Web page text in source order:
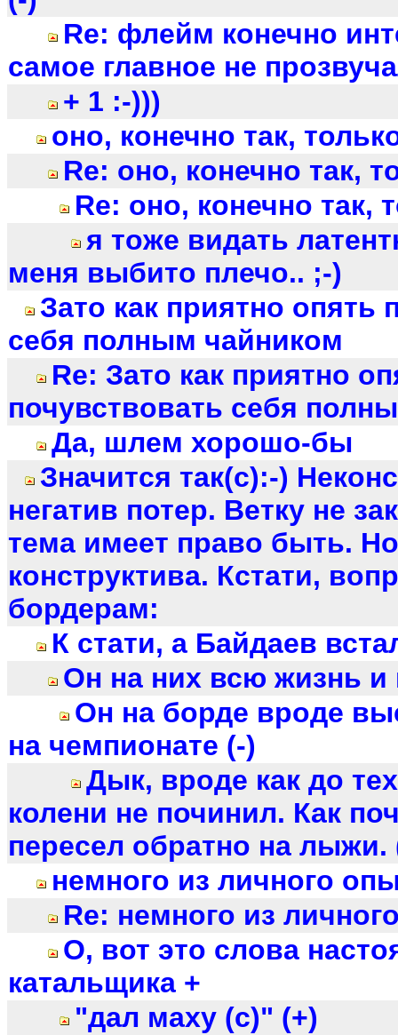
Re: флейм конечно
самое главное не
+ 1 :-)))
оно, конечно так,
Re: оно, конечно так,
Re: оно, конечно так,
я тоже видать
меня выбито плечо.. ;-)
Зато как приятно опять
себя полным чайником
Re: Зато как приятно
почувствовать себя
Да, шлем хорошо-бы
Значится так(с):-)
негатив потер. Ветку не
тема имеет право быть.
конструктива. Кстати,
бордерам:
К стати, а Байдаев
Он на них всю жизнь и
Он на борде вроде
на чемпионате (-)
Дык, вроде как до
колени не починил. Как
пересел обратно на лыжи.
немного из личного
Re: немного из
О, вот это слова
катальщика +
"дал маху (с)" (+)